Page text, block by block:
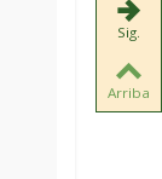
Sig.
Arriba